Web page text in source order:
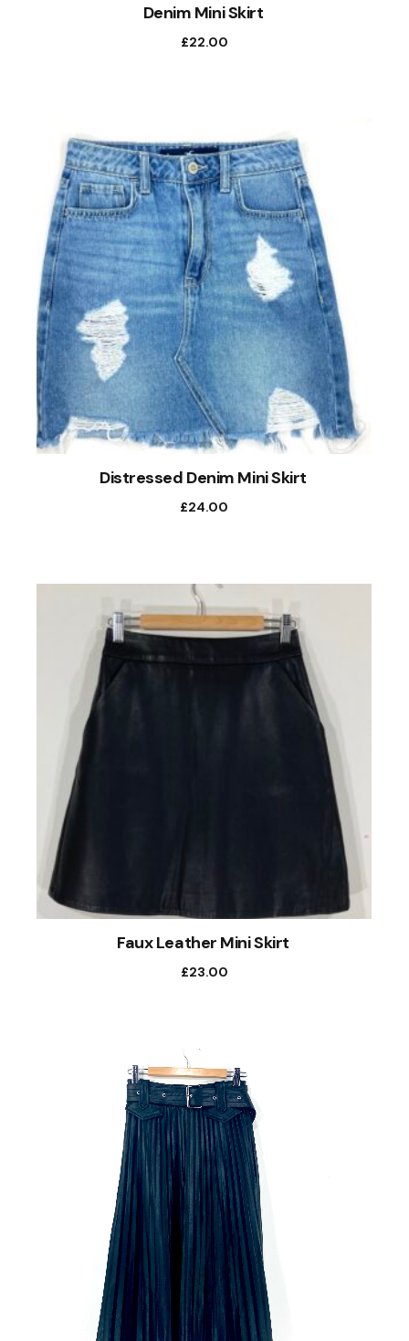
Denim Mini Skirt
£22.00
Distressed Denim Mini Skirt
£24.00
Faux Leather Mini Skirt
£23.00